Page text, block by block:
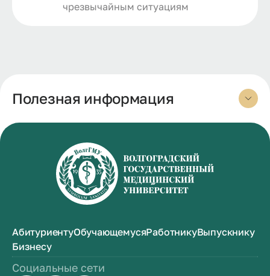
чрезвычайным ситуациям
Полезная информация
АбитуриентуОбучающемусяРаботникуВыпускнику
Бизнесу
Социальные сети